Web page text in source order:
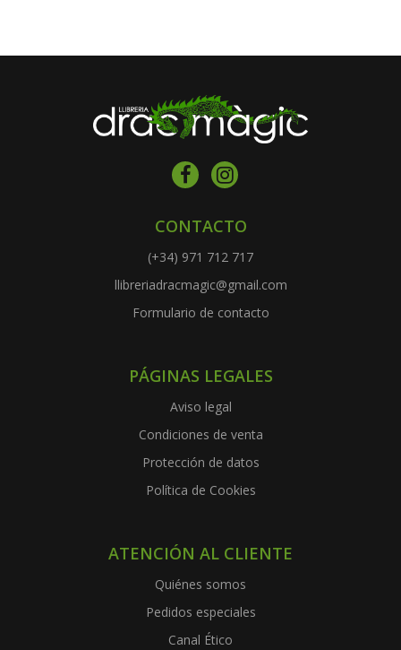
CONTACTO
(+34) 971 712 717
llibreriadracmagic@gmail.com
Formulario de contacto
PÁGINAS LEGALES
Aviso legal
Condiciones de venta
Protección de datos
Política de Cookies
ATENCIÓN AL CLIENTE
Quiénes somos
Pedidos especiales
Canal Ético